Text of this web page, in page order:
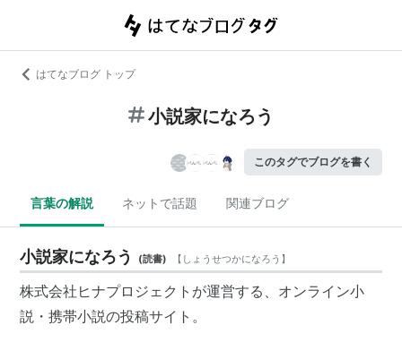
はてなブログ トップ
小説家になろう
このタグでブログを書く
言葉の解説 ネットで話題 関連ブログ
小説家になろう (読書) 【 しょうせつかになろう 】
株式会社ヒナプロジェクトが運営する、オンライン小
説・携帯小説の投稿サイト。